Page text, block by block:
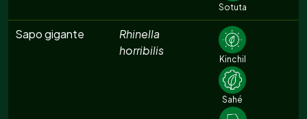
Sotuta
Sapo gigante
Rhinella
horribilis
Kinchil
Sahé